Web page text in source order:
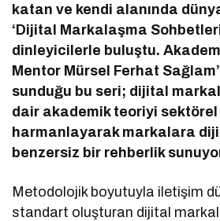
katan ve kendi alanında
‘Dijital Markalaşma
dinleyicilerle buluştu.
Mentor Mürsel Ferhat
sunduğu bu seri; dijital
dair akademik teoriyi
harmanlayarak markalara
benzersiz bir rehberlik
Metodolojik boyutuyla iletişim
standart oluşturan dijital